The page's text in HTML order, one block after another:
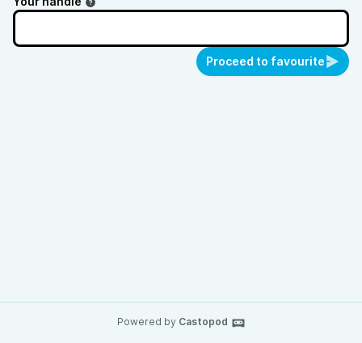
Proceed to favourite
Powered by Castopod